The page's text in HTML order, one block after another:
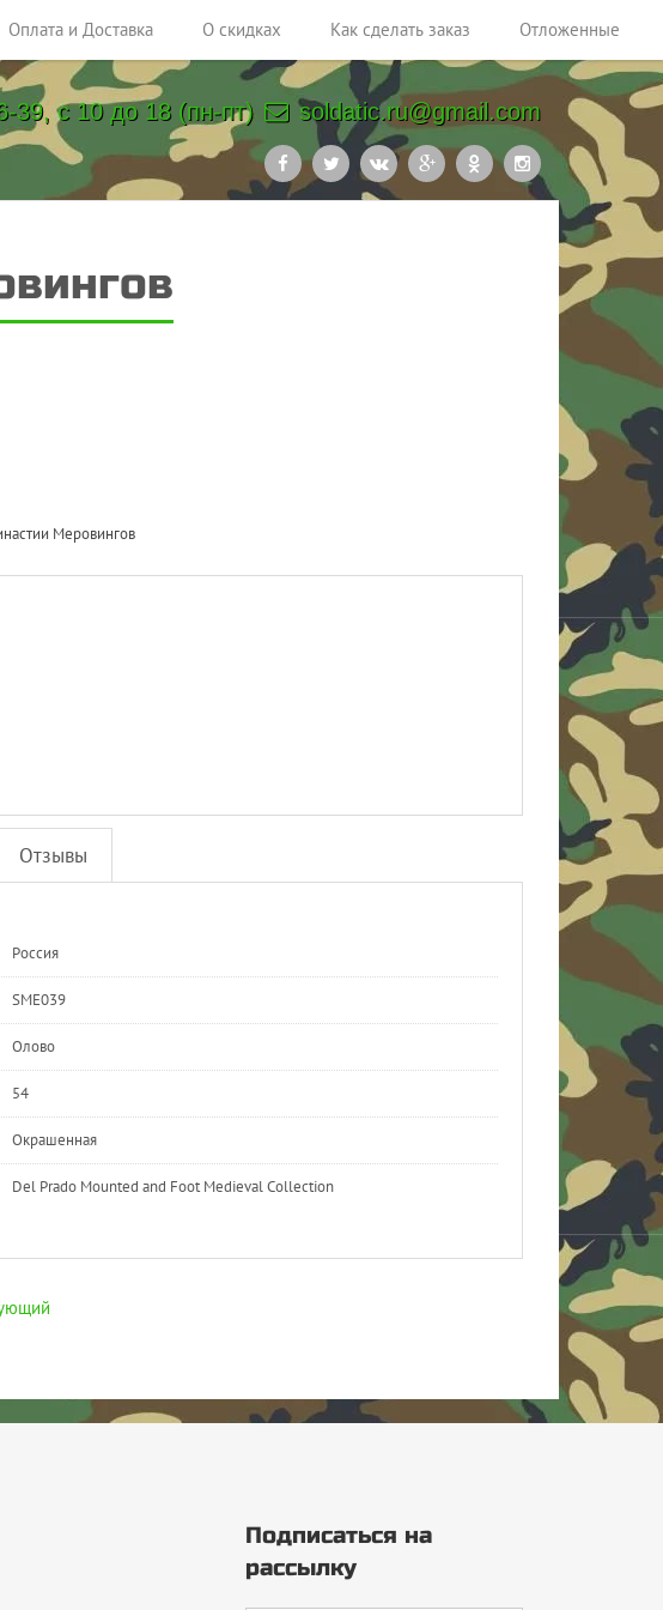
Оплата и Доставка О скидках Как сделать заказ Отложенные
39, с 10 до 18 (пн-пт) soldatic.ru@gmail.com
Меровингов
Отзывы
Россия
SME039
Олово
54
Окрашенная
Del Prado Mounted and Foot Medieval Collection
Подписаться на
рассылку